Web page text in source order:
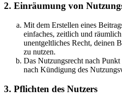
2. Einräumung von
Mit dem Erstellen eines
einfaches, zeitlich und
unentgeltliches Recht, deinen
zu nutzen.
Das Nutzungsrecht nach
nach Kündigung des
3. Pflichten des Nutzers